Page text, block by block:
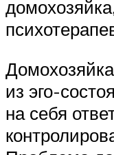
из эго-
на себя